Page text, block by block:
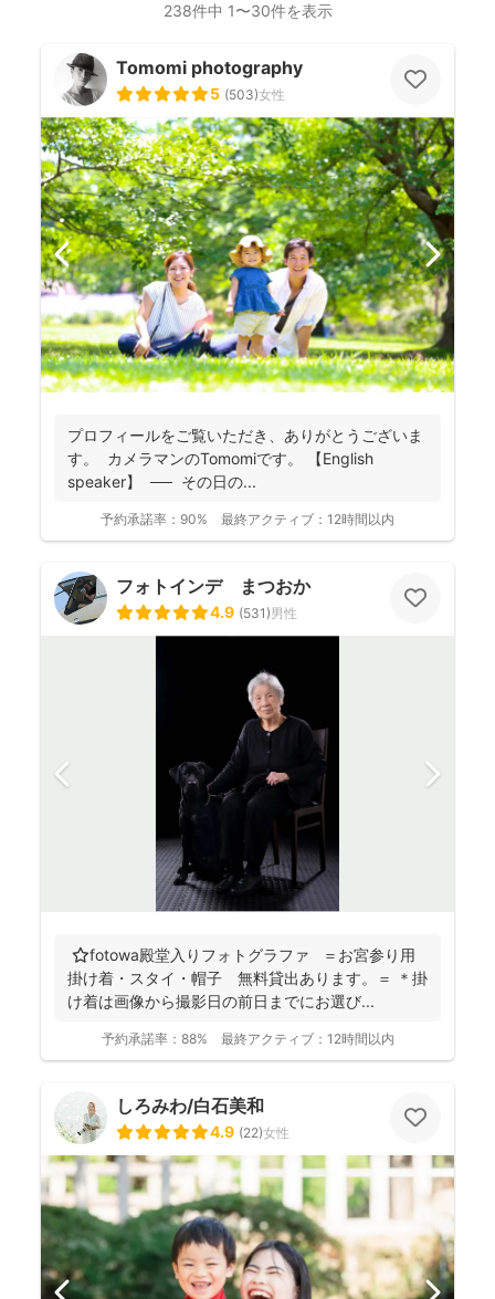
238件中 1〜30件を表示
Tomomi photography
5 (503)女性
プロフィールをご覧いただき、ありがとうございま
す。 カメラマンのTomomiです。 【English
speaker】 ── その日の...
予約承諾率： 90% 最終アクティブ： 12時間以内
フォトインデ まつおか
4.9 (531)男性
⭐️fotowa殿堂入りフォトグラファ ＝お宮参り用
掛け着・スタイ・帽子 無料貸出あります。＝ ＊掛
け着は画像から撮影日の前日までにお選び...
予約承諾率： 88% 最終アクティブ： 12時間以内
しろみわ/白石美和
4.9 (22)女性